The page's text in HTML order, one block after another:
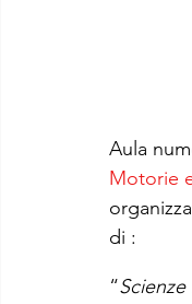
Aula
Motorie
di :
“